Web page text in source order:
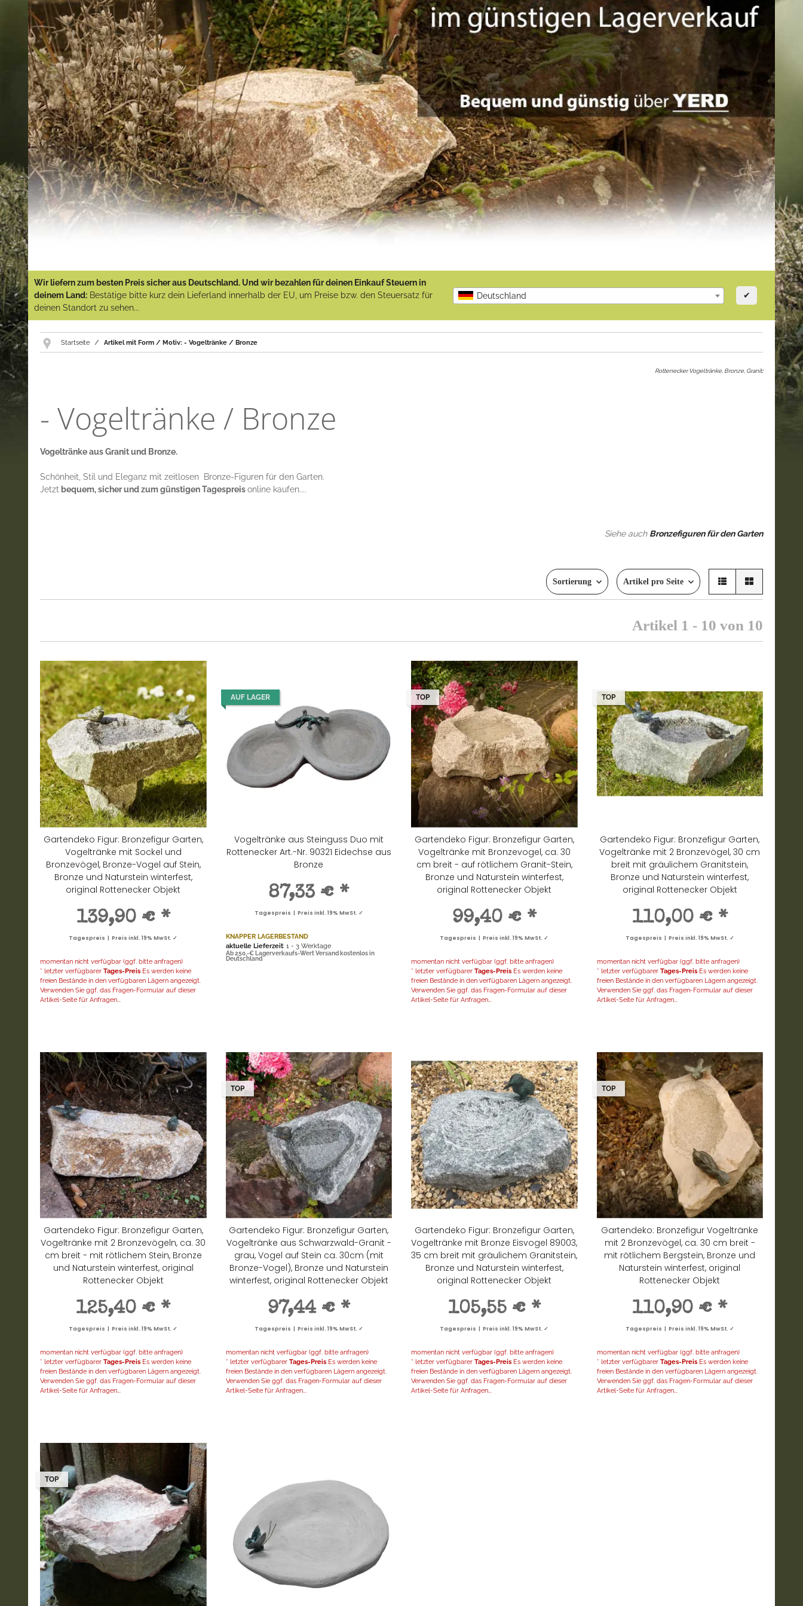
Wir liefern zum besten Preis sicher aus Deutschland. Und wir bezahlen für deinen Einkauf Steuern in
deinem Land: Bestätige bitte kurz dein Lieferland innerhalb der EU, um Preise bzw. den Steuersatz für
deinen Standort zu sehen...
Deutschland ✔
Startseite Artikel mit Form / Motiv: - Vogeltränke / Bronze
Rottenecker Vogeltränke, Bronze, Granit:
- Vogeltränke / Bronze
Vogeltränke aus Granit und Bronze.
Schönheit, Stil und Eleganz mit zeitlosen Bronze-Figuren für den Garten.
Jetzt bequem, sicher und zum günstigen Tagespreisonline kaufen....
Siehe auch Bronzefiguren für den Garten
Sortierung Artikel pro Seite
Artikel 1 - 10 von 10
Gartendeko Figur: Bronzefigur Garten,
Vogeltränke mit Sockel und
Bronzevögel, Bronze-Vogel auf Stein,
Bronze und Naturstein winterfest,
original Rottenecker Objekt
139,90 € *
Tagespreis | Preis inkl. 19% MwSt. ✓
momentan nicht verfügbar (ggf. bitte anfragen)
* letzter verfügbarer Tages-Preis Es werden keine
freien Bestände in den verfügbaren Lägern angezeigt.
Verwenden Sie ggf. das Fragen-Formular auf dieser
Artikel-Seite für Anfragen...
AUF LAGER
Vogeltränke aus Steinguss Duo mit
Rottenecker Art.-Nr. 90321 Eidechse aus
Bronze
87,33 € *
Tagespreis | Preis inkl. 19% MwSt. ✓
KNAPPER LAGERBESTAND
aktuelle Lieferzeit: 1 - 3 Werktage
Ab 250,-€ Lagerverkaufs-Wert Versand kostenlos in
Deutschland
TOP
Gartendeko Figur: Bronzefigur Garten,
Vogeltränke mit Bronzevogel, ca. 30
cm breit - auf rötlichem Granit-Stein,
Bronze und Naturstein winterfest,
original Rottenecker Objekt
99,40 € *
Tagespreis | Preis inkl. 19% MwSt. ✓
momentan nicht verfügbar (ggf. bitte anfragen)
* letzter verfügbarer Tages-Preis Es werden keine
freien Bestände in den verfügbaren Lägern angezeigt.
Verwenden Sie ggf. das Fragen-Formular auf dieser
Artikel-Seite für Anfragen...
TOP
Gartendeko Figur: Bronzefigur Garten,
Vogeltränke mit 2 Bronzevögel, 30 cm
breit mit gräulichem Granitstein,
Bronze und Naturstein winterfest,
original Rottenecker Objekt
110,00 € *
Tagespreis | Preis inkl. 19% MwSt. ✓
momentan nicht verfügbar (ggf. bitte anfragen)
* letzter verfügbarer Tages-PreisEs werden keine
freien Bestände in den verfügbaren Lägern angezeigt.
Verwenden Sie ggf. das Fragen-Formular auf dieser
Artikel-Seite für Anfragen...
Gartendeko Figur: Bronzefigur Garten,
Vogeltränke mit 2 Bronzevögeln, ca. 30
cm breit - mit rötlichem Stein, Bronze
und Naturstein winterfest, original
Rottenecker Objekt
125,40 € *
Tagespreis | Preis inkl. 19% MwSt. ✓
momentan nicht verfügbar (ggf. bitte anfragen)
* letzter verfügbarer Tages-Preis Es werden keine
freien Bestände in den verfügbaren Lägern angezeigt.
Verwenden Sie ggf. das Fragen-Formular auf dieser
Artikel-Seite für Anfragen...
TOP
Gartendeko Figur: Bronzefigur Garten,
Vogeltränke aus Schwarzwald-Granit -
grau, Vogel auf Stein ca. 30cm (mit
Bronze-Vogel), Bronze und Naturstein
winterfest, original Rottenecker Objekt
97,44 € *
Tagespreis | Preis inkl. 19% MwSt. ✓
momentan nicht verfügbar (ggf. bitte anfragen)
* letzter verfügbarer Tages-PreisEs werden keine
freien Bestände in den verfügbaren Lägern angezeigt.
Verwenden Sie ggf. das Fragen-Formular auf dieser
Artikel-Seite für Anfragen...
Gartendeko Figur: Bronzefigur Garten,
Vogeltränke mit Bronze Eisvogel 89003,
35 cm breit mit gräulichem Granitstein,
Bronze und Naturstein winterfest,
original Rottenecker Objekt
105,55 € *
Tagespreis | Preis inkl. 19% MwSt. ✓
momentan nicht verfügbar (ggf. bitte anfragen)
* letzter verfügbarer Tages-Preis Es werden keine
freien Bestände in den verfügbaren Lägern angezeigt.
Verwenden Sie ggf. das Fragen-Formular auf dieser
Artikel-Seite für Anfragen...
TOP
Gartendeko: Bronzefigur Vogeltränke
mit 2 Bronzevögel, ca. 30 cm breit -
mit rötlichem Bergstein, Bronze und
Naturstein winterfest, original
Rottenecker Objekt
110,90 € *
Tagespreis | Preis inkl. 19% MwSt. ✓
momentan nicht verfügbar (ggf. bitte anfragen)
* letzter verfügbarer Tages-PreisEs werden keine
freien Bestände in den verfügbaren Lägern angezeigt.
Verwenden Sie ggf. das Fragen-Formular auf dieser
Artikel-Seite für Anfragen...
TOP